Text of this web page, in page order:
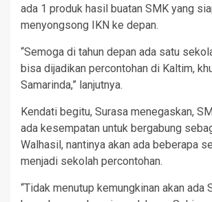
ada 1 produk hasil buatan SMK yang
menyongsong IKN ke depan.
“Semoga di tahun depan ada satu
bisa dijadikan percontohan di Kaltim,
Samarinda,” lanjutnya.
Kendati begitu, Surasa menegaskan,
ada kesempatan untuk bergabung
Walhasil, nantinya akan ada beberapa
menjadi sekolah percontohan.
“Tidak menutup kemungkinan akan ada